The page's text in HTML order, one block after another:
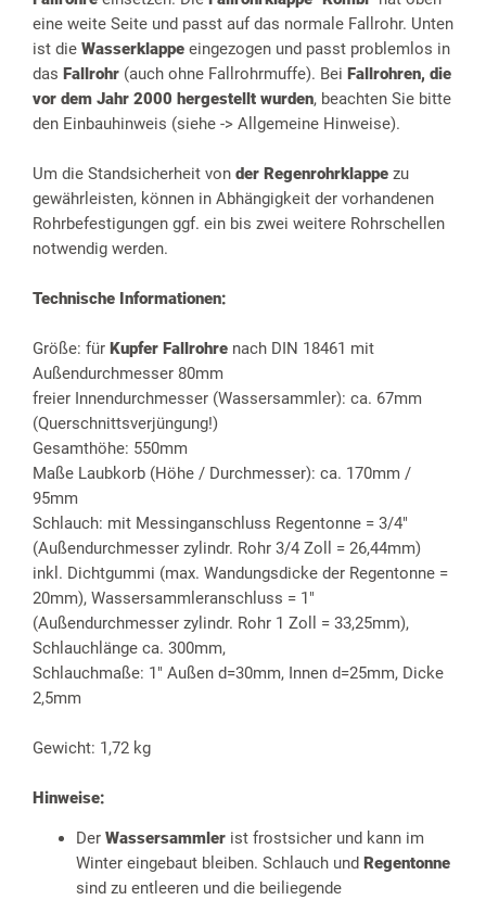
eine weite Seite und passt auf das normale Fallrohr. Unten
ist die Wasserklappe eingezogen und passt problemlos in
das Fallrohr (auch ohne Fallrohrmuffe). Bei Fallrohren, die
vor dem Jahr 2000 hergestellt wurden, beachten Sie bitte
den Einbauhinweis (siehe -> Allgemeine Hinweise).
Um die Standsicherheit von der Regenrohrklappe zu
gewährleisten, können in Abhängigkeit der vorhandenen
Rohrbefestigungen ggf. ein bis zwei weitere Rohrschellen
notwendig werden.
Technische Informationen:
Größe: für Kupfer Fallrohre nach DIN 18461 mit
Außendurchmesser 80mm
freier Innendurchmesser (Wassersammler): ca. 67mm
(Querschnittsverjüngung!)
Gesamthöhe: 550mm
Maße Laubkorb (Höhe / Durchmesser): ca. 170mm /
95mm
Schlauch: mit Messinganschluss Regentonne = 3/4"
(Außendurchmesser zylindr. Rohr 3/4 Zoll = 26,44mm)
inkl. Dichtgummi (max. Wandungsdicke der Regentonne =
20mm), Wassersammleranschluss = 1"
(Außendurchmesser zylindr. Rohr 1 Zoll = 33,25mm),
Schlauchlänge ca. 300mm,
Schlauchmaße: 1" Außen d=30mm, Innen d=25mm, Dicke
2,5mm
Gewicht: 1,72 kg
Hinweise:
Der Wassersammler ist frostsicher und kann im
Winter eingebaut bleiben. Schlauch und Regentonne
sind zu entleeren und die beiliegende